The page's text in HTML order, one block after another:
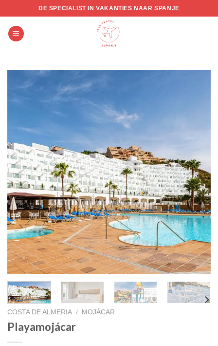
to
content
DE SPECIALIST IN VAKANTIES NAAR SPANJE
COSTA DE ALMERIA / MOJÁCAR
Playamojácar